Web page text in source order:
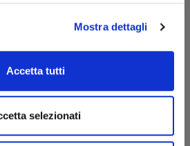
Mostra dettagli
Accetta tutti
selezionati
132
(mm)
42